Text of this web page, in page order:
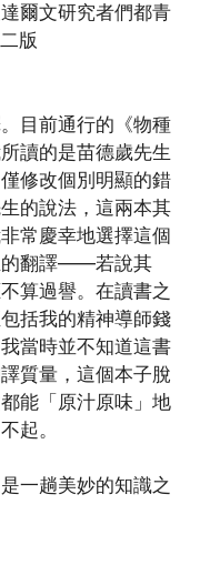
爾文研究者們都青
版
目前通行的《物種
讀的是苗德歲先生
修改個別明顯的錯
的說法，這兩本其
常慶幸地選擇這個
的翻譯——若說其
算過譽。在讀書之
括我的精神導師錢
當時並不知道這書
質量，這個本子脫
能「原汁原味」地
起。
一趟美妙的知識之